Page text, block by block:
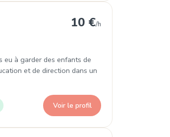
10 €/h
eu à garder des enfants de
et de direction dans un
Voir le profil